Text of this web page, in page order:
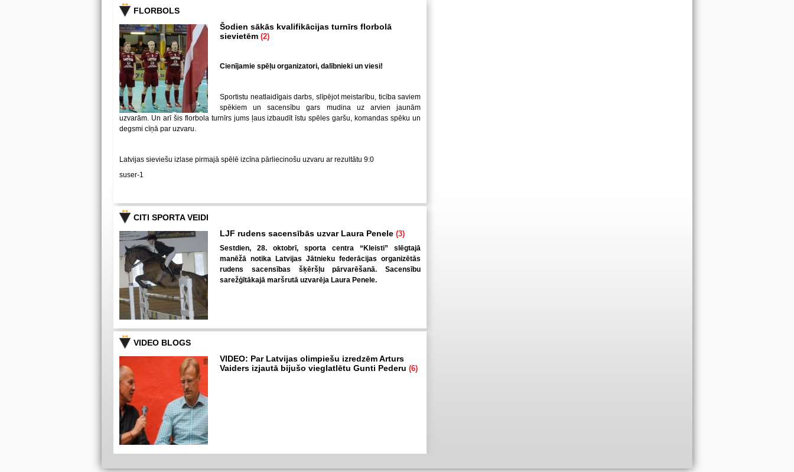
FLORBOLS
Šodien sākās kvalifikācijas turnīrs florbolā
sievietēm (2)
Cienījamie spēļu organizatori, dalībnieki un viesi!
Sportistu neatlaidīgais darbs, slīpējot meistarību, ticība saviem
spēkiem un sacensību gars mudina uz arvien jaunām
uzvarām. Un arī šis florbola turnīrs jums ļaus izbaudīt īstu spēles garšu, komandas spēku un
degsmi cīņā par uzvaru.
Latvijas sieviešu izlase pirmajā spēlē izcīna pārliecinošu uzvaru ar rezultātu 9:0
suser-1
CITI SPORTA VEIDI
LJF rudens sacensībās uzvar Laura Penele (3)
Sestdien, 28. oktobrī, sporta centra “Kleisti” slēgtajā
manēžā notika Latvijas Jātnieku federācijas organizētās
rudens sacensības šķēršļu pārvarēšanā. Sacensību
sarežģītākajā maršrutā uzvarēja Laura Penele.
VIDEO BLOGS
VIDEO: Par Latvijas olimpiešu izredzēm Arturs
Vaiders izjautā bijušo vieglatlētu Gunti Pederu (6)